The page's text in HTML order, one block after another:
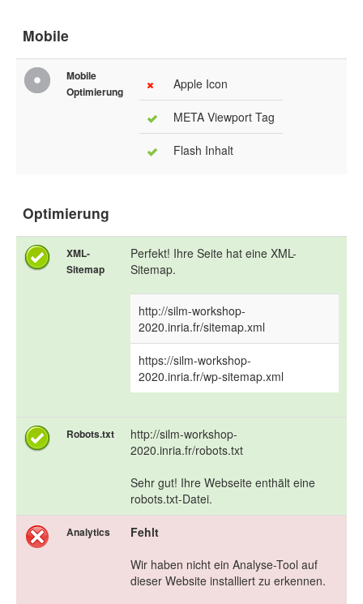
Mobile
Mobile
Optimierung
Apple Icon
META Viewport Tag
Flash Inhalt
Optimierung
XML-
Sitemap
Perfekt! Ihre Seite hat eine XML-
Sitemap.
http://silm-workshop-
2020.inria.fr/sitemap.xml
https://silm-workshop-
2020.inria.fr/wp-sitemap.xml
Robots.txt
http://silm-workshop-
2020.inria.fr/robots.txt
Sehr gut! Ihre Webseite enthält eine
robots.txt-Datei.
Analytics
Fehlt
Wir haben nicht ein Analyse-Tool auf
dieser Website installiert zu erkennen.